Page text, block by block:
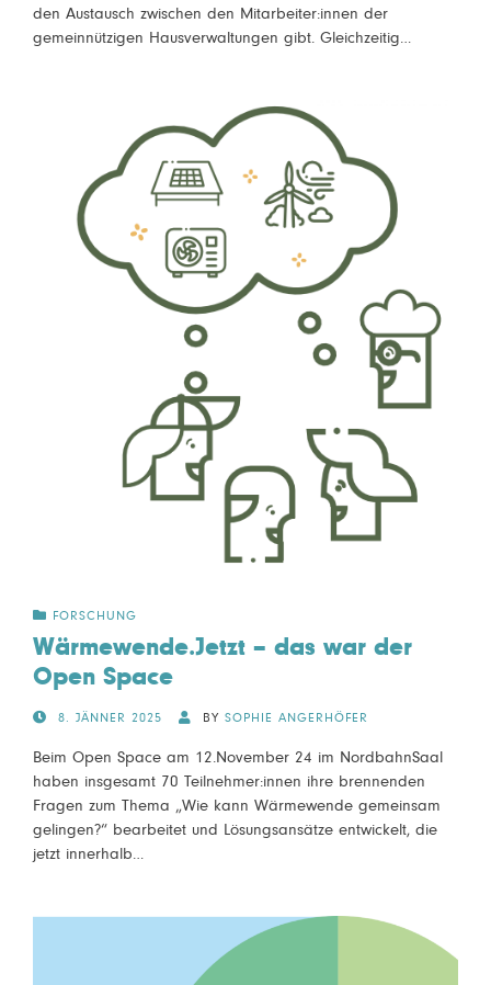
den Austausch zwischen den Mitarbeiter:innen der
gemeinnützigen Hausverwaltungen gibt. Gleichzeitig…
FORSCHUNG
Wärmewende.Jetzt – das war der
Open Space
POSTED8. JÄNNER 2025 BY SOPHIE ANGERHÖFER
Beim Open Space am 12.November 24 im NordbahnSaal
haben insgesamt 70 Teilnehmer:innen ihre brennenden
Fragen zum Thema „Wie kann Wärmewende gemeinsam
gelingen?“ bearbeitet und Lösungsansätze entwickelt, die
jetzt innerhalb…